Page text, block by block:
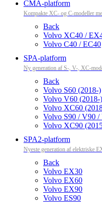
CMA-platform
Kompakte XC- og C-modeller
Back
Volvo XC40 /
Volvo C40 / EC40
SPA-platform
Ny generation af S-, V-, XC-
Back
Volvo S60 (2018-)
Volvo V60 (2018-)
Volvo XC60
Volvo S90 / V90
Volvo XC90
SPA2-platform
Nyeste generation af elektriske
Back
Volvo EX30
Volvo EX60
Volvo EX90
Volvo ES90